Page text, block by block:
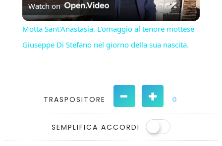
Video
Watch on
Motta Sant'Anastasia. L'omaggio al tenore mottese
Giuseppe Di Stefano nel giorno della sua nascita.
TRASPOSITORE - + 0
SEMPLIFICA ACCORDI